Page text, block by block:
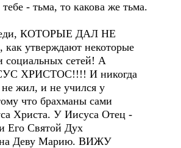
- тьма, то какова же тьма.
КОТОРЫЕ ДАЛ НЕ
утверждают некоторые
сетей! А
ХРИСТОС!!!! И никогда
жил, и не учился у
что брахманы сами
Христа. У Иисуса Отец -
Его Святой Дух
на Деву Марию. ВИЖУ